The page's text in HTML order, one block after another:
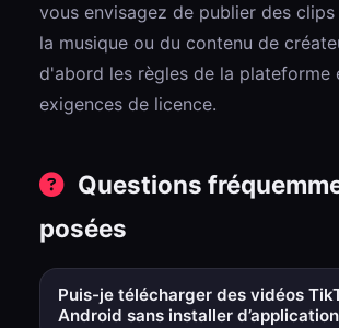
vous envisagez de publier des
la musique ou du contenu de
d'abord les règles de la plateforme
exigences de licence.
Questions
posées
Puis-je télécharger des vidéos
Android sans installer